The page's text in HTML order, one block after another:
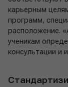
карьерным
программ,
расположение.
ученикам
консультации и